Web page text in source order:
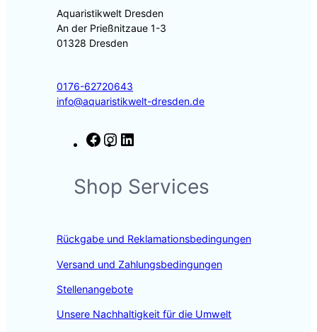
Aquaristikwelt Dresden
An der Prießnitzaue 1-3
01328 Dresden
0176-62720643
info@aquaristikwelt-dresden.de
F
e
b
k
t
a
a
k
e
n
Shop Services
Rückgabe und Reklamationsbedingungen
Versand und Zahlungsbedingungen
Stellenangebote
Unsere Nachhaltigkeit für die Umwelt